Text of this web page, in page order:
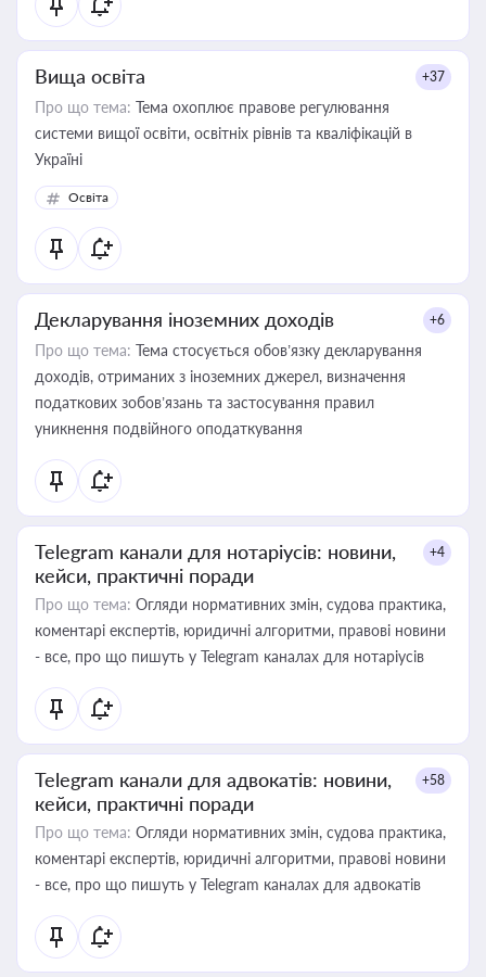
Вища освіта +37
Про що тема: Тема охоплює правове регулювання
системи вищої освіти, освітніх рівнів та кваліфікацій в
Україні
Освіта
Декларування іноземних доходів +6
Про що тема: Тема стосується обов’язку декларування
доходів, отриманих з іноземних джерел, визначення
податкових зобов’язань та застосування правил
уникнення подвійного оподаткування
Telegram канали для нотаріусів: новини,
кейси, практичні поради
+4
Про що тема: Огляди нормативних змін, судова практика,
коментарі експертів, юридичні алгоритми, правові новини
- все, про що пишуть у Telegram каналах для нотаріусів
Telegram канали для адвокатів: новини,
кейси, практичні поради
+58
Про що тема: Огляди нормативних змін, судова практика,
коментарі експертів, юридичні алгоритми, правові новини
- все, про що пишуть у Telegram каналах для адвокатів